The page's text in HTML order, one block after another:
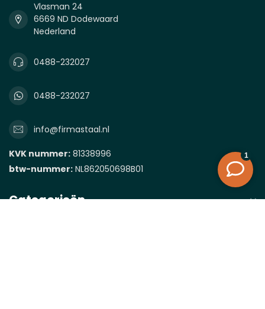
Vlasman 24
6669 ND Dodewaard
Nederland
0488-232027
0488-232027
info@firmastaal.nl
KVK nummer: 81338996
btw-nummer: NL862050698B01
Categorieën